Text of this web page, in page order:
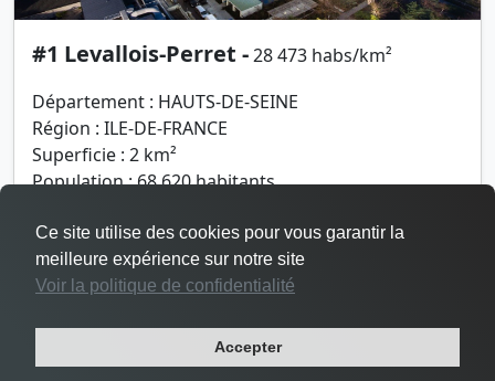
#1 Levallois-Perret -28 473 habs/km²
Département : HAUTS-DE-SEINE
Région : ILE-DE-FRANCE
Superficie : 2 km²
Population : 68 620 habitants
Densité Vincennes
Ce site utilise des cookies pour vous garantir la
meilleure expérience sur notre site
Voir la politique de confidentialité
Accepter